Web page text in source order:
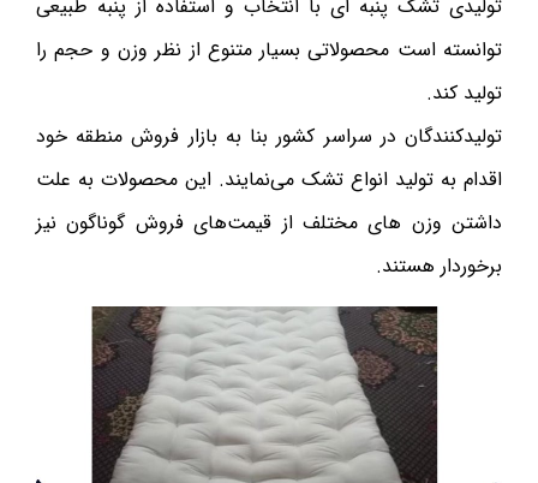
تولیدی تشک پنبه ای با انتخاب و استفاده از پنبه طبیعی
توانسته است محصولاتی بسیار متنوع از نظر وزن و حجم را
تولید کند.
تولیدکنندگان در سراسر کشور بنا به بازار فروش منطقه خود
اقدام به تولید انواع تشک می‌نمایند. این محصولات به علت
داشتن وزن های مختلف از قیمت‌های فروش گوناگون نیز
برخوردار هستند.